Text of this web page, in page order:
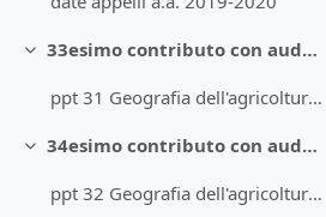
Minimizza
33esimo contributo con audio Geografia dell'agricoltura 1
ppt 31 Geografia dell'agricoltura parte 1
Minimizza
34esimo contributo con audio Geografia dell'agricoltura 2
ppt 32 Geografia dell'agricoltura parte 2